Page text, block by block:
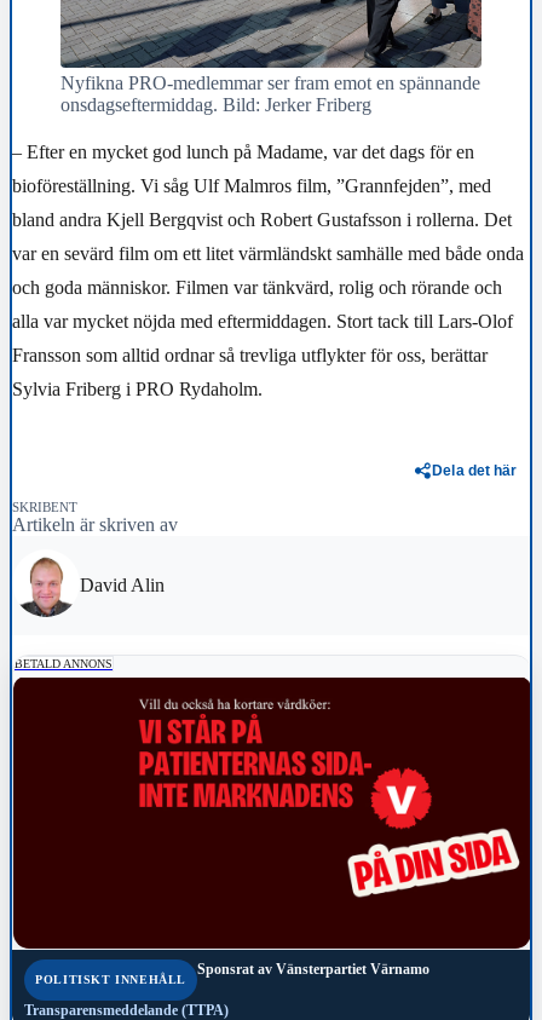
Nyfikna PRO-medlemmar ser fram emot en spännande
onsdagseftermiddag. Bild: Jerker Friberg
– Efter en mycket god lunch på Madame, var det dags för en
bioföreställning. Vi såg Ulf Malmros film, ”Grannfejden”, med
bland andra Kjell Bergqvist och Robert Gustafsson i rollerna. Det
var en sevärd film om ett litet värmländskt samhälle med både onda
och goda människor. Filmen var tänkvärd, rolig och rörande och
alla var mycket nöjda med eftermiddagen. Stort tack till Lars-Olof
Fransson som alltid ordnar så trevliga utflykter för oss, berättar
Sylvia Friberg i PRO Rydaholm.
Dela det här
SKRIBENT
Artikeln är skriven av
David Alin
BETALD ANNONS
POLITISKT INNEHÅLL
Sponsrat av Vänsterpartiet Värnamo
Transparensmeddelande (TTPA)